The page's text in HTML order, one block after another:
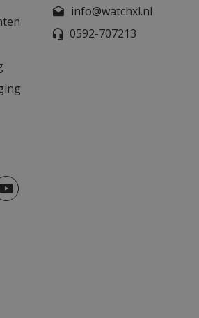
info@watchxl.nl
0592-707213